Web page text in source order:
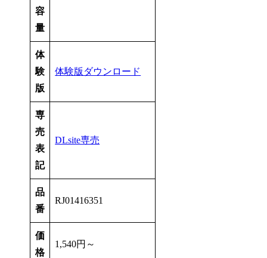
容
量
体
験
版
体験版ダウンロード
専
売
表
記
DLsite専売
品
番
RJ01416351
価
格
1,540円～